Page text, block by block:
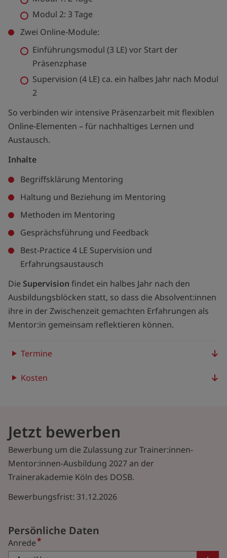
Modul 2: 3 Tage
Zwei Online-Module:
Einführungsmodul (3 LE) vor Start der
Präsenzphase
Supervision (4 LE) ca. ein halbes Jahr nach Modul
2
So verbinden wir intensive Präsenzarbeit mit flexiblen
Online-Elementen – für nachhaltiges Lernen und
Austausch.
Inhalte
Begriffsklärung Mentoring
Haltung und Beziehung im Mentoring
Methoden im Mentoring
Gesprächsführung und Feedback
Best-Practice 4 LE Supervision und
Erfahrungsaustausch
Die Supervision findet ein halbes Jahr nach den
Ausbildungsblöcken statt, so dass die Absolvent:innen
ihre in der Zwischenzeit gemachten Erfahrungen als
Mentor:in gemeinsam reflektieren können.
Termine
Kosten
Jetzt bewerben
Bewerbung um die Zulassung zur Trainer:innen-
Mentor:innen-Ausbildung 2027 an der
Trainerakademie Köln des DOSB.
Bewerbungsfrist: 31.12.2026
Persönliche Daten
Anrede